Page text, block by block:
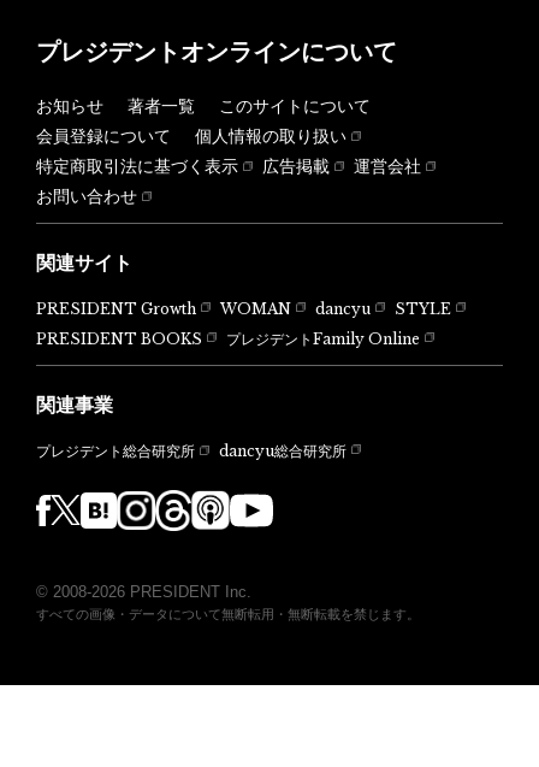
プレジデントオンラインについて
お知らせ 著者一覧
このサイトについて
会員登録について
個人情報の取り扱い
特定商取引法に基づく表示
広告掲載
運営会社
お問い合わせ
関連サイト
PRESIDENT Growth WOMAN dancyu
STYLE
PRESIDENT BOOKS
プレジデントFamily Online
関連事業
プレジデント総合研究所 dancyu総合研究所
© 2008-2026 PRESIDENT Inc.
すべての画像・データについて無断転用・無断転載を禁じます。